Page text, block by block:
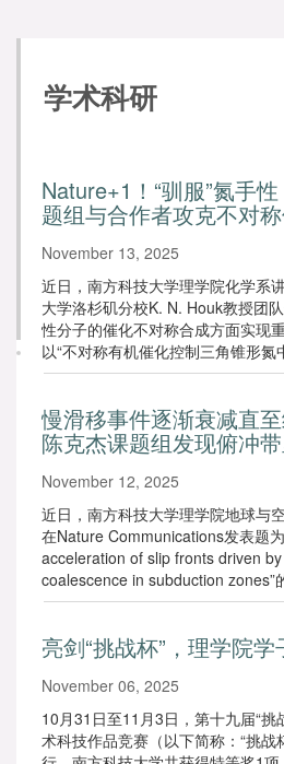
学术科研
Nature+1！“驯服”氮手
题组与合作者攻克不对
November 13, 2025
近日，南方科技大学理学院化学系
大学洛杉矶分校K. N. Houk教授团
性分子的催化不对称合成方面实现
以“不对称有机催化控制三角锥形氮
pyramidal nitrogen chirality by
（Nature）。
慢滑移事件逐渐衰减直
陈克杰课题组发现俯冲
November 12, 2025
近日，南方科技大学理学院地球与
在Nature Communications发表题
acceleration of slip fronts driven
coalescence in subduction zones”
亮剑“挑战杯”，理学院学
November 06, 2025
10月31日至11月3日，第十九届“挑
术科技作品竞赛（以下简称：“挑战